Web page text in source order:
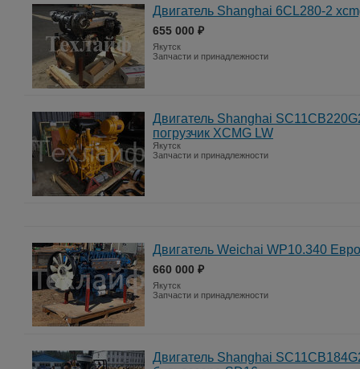
Двигатель Shanghai 6CL280-2
655 000 ₽
Якутск
Запчасти и принадлежности
Двигатель Shanghai
погрузчик XCMG LW
Якутск
Запчасти и принадлежности
Двигатель Weichai WP10.340
660 000 ₽
Якутск
Запчасти и принадлежности
Двигатель Shanghai